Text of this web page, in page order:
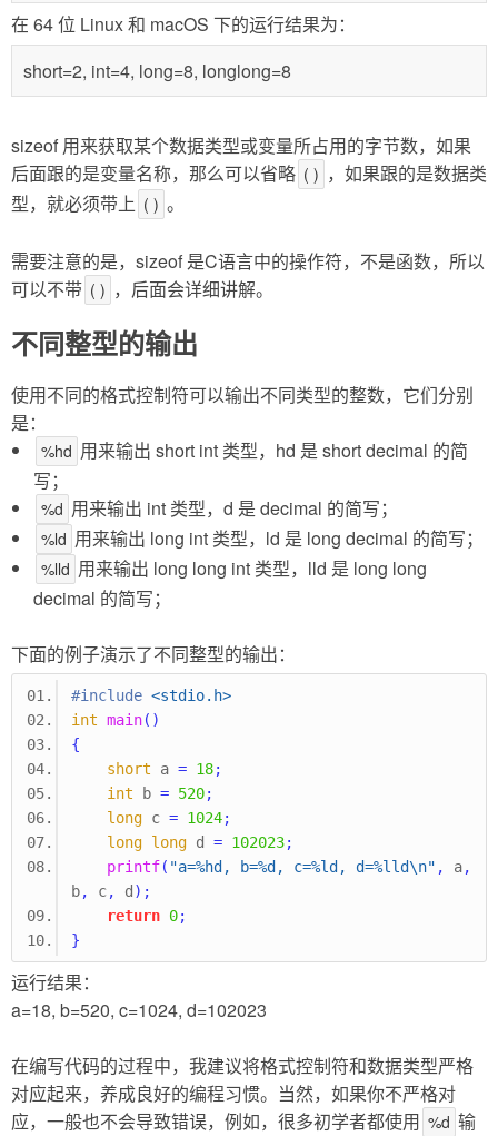
在 64 位 Linux 和 macOS 下的运行结果为：
short=2, int=4, long=8, longlong=8
sizeof 用来获取某个数据类型或变量所占用的字节数，如果
后面跟的是变量名称，那么可以省略 ( ) ，如果跟的是数据类
型，就必须带上 ( ) 。
需要注意的是，sizeof 是C语言中的操作符，不是函数，所以
可以不带 ( ) ，后面会详细讲解。
不同整型的输出
使用不同的格式控制符可以输出不同类型的整数，它们分别
是：
%hd 用来输出 short int 类型，hd 是 short decimal 的简
写；
%d 用来输出 int 类型，d 是 decimal 的简写；
%ld 用来输出 long int 类型，ld 是 long decimal 的简写；
%lld 用来输出 long long int 类型，lld 是 long long
decimal 的简写；
下面的例子演示了不同整型的输出：
#include <stdio.h>
int main()
{
short a = 18;
int b = 520;
long c = 1024;
long long d = 102023;
printf( "a=%hd, b=%d, c=%ld, d=%lld\n" , a,
b, c, d );
return 0;
}
运行结果：
a=18, b=520, c=1024, d=102023
在编写代码的过程中，我建议将格式控制符和数据类型严格
对应起来，养成良好的编程习惯。当然，如果你不严格对
应，一般也不会导致错误，例如，很多初学者都使用 %d 输